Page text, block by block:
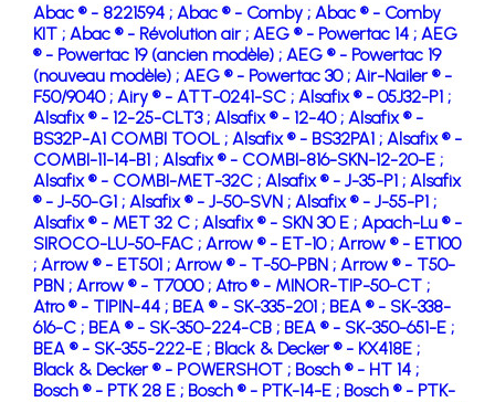
Abac ® - 8221594 ; Abac ® - Comby ; Abac ® - Comby
KIT ; Abac ® - Révolution air ; AEG ® - Powertac 14 ; AEG
® - Powertac 19 (ancien modèle) ; AEG ® - Powertac 19
(nouveau modèle) ; AEG ® - Powertac 30 ; Air-Nailer ® -
F50/9040 ; Airy ® - ATT-0241-SC ; Alsafix ® - 05J32-P1 ;
Alsafix ® - 12-25-CLT3 ; Alsafix ® - 12-40 ; Alsafix ® -
BS32P-A1 COMBI TOOL ; Alsafix ® - BS32PA1 ; Alsafix ® -
COMBI-11-14-B1 ; Alsafix ® - COMBI-816-SKN-12-20-E ;
Alsafix ® - COMBI-MET-32C ; Alsafix ® - J-35-P1 ; Alsafix
® - J-50-G1 ; Alsafix ® - J-50-SVN ; Alsafix ® - J-55-P1 ;
Alsafix ® - MET 32 C ; Alsafix ® - SKN 30 E ; Apach-Lu ® -
SIROCO-LU-50-FAC ; Arrow ® - ET-10 ; Arrow ® - ET100
; Arrow ® - ET501 ; Arrow ® - T-50-PBN ; Arrow ® - T50-
PBN ; Arrow ® - T7000 ; Atro ® - MINOR-TIP-50-CT ;
Atro ® - TIPIN-44 ; BEA ® - SK-335-201 ; BEA ® - SK-338-
616-C ; BEA ® - SK-350-224-CB ; BEA ® - SK-350-651-E ;
BEA ® - SK-355-222-E ; Black & Decker ® - KX418E ;
Black & Decker ® - POWERSHOT ; Bosch ® - HT 14 ;
Bosch ® - PTK 28 E ; Bosch ® - PTK-14-E ; Bosch ® - PTK-